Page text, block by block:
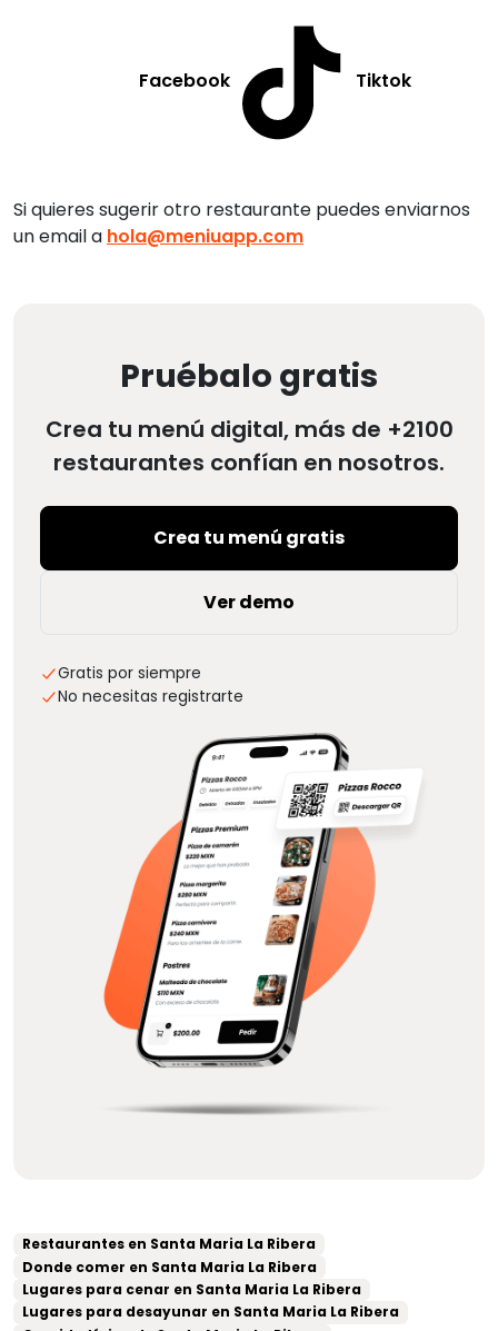
Facebook Tiktok
Si quieres sugerir otro restaurante puedes enviarnos
un email a hola@meniuapp.com
Pruébalo gratis
Crea tu menú digital, más de +2100
restaurantes confían en nosotros.
Crea tu menú gratis
Ver demo
Gratis por siempre
No necesitas registrarte
Restaurantes en Santa Maria La Ribera
Donde comer en Santa Maria La Ribera
Lugares para cenar en Santa Maria La Ribera
Lugares para desayunar en Santa Maria La Ribera